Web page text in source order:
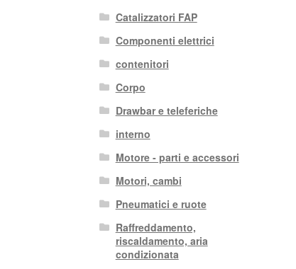
Catalizzatori FAP
Componenti elettrici
contenitori
Corpo
Drawbar e teleferiche
interno
Motore - parti e accessori
Motori, cambi
Pneumatici e ruote
Raffreddamento,
riscaldamento, aria
condizionata